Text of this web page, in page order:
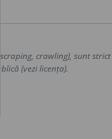
crawling), sunt strict
(vezi licența).